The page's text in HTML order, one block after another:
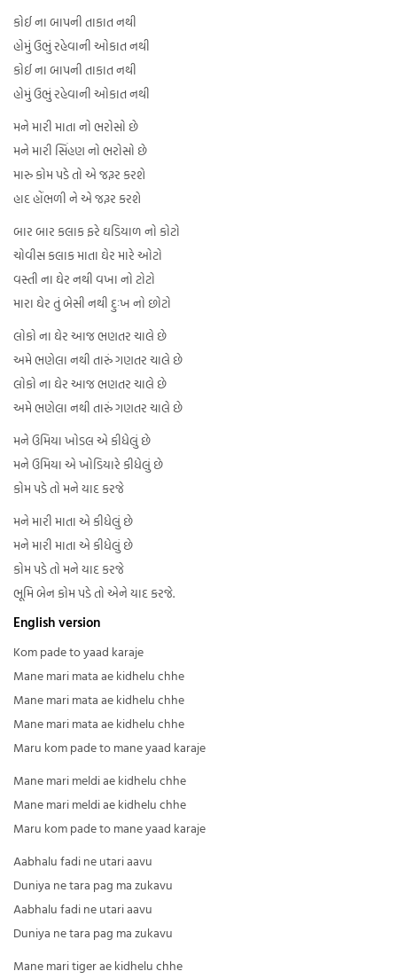
કોઈ ના બાપની તાકાત નથી
હોમું ઉભું રહેવાની ઓકાત નથી
કોઈ ના બાપની તાકાત નથી
હોમું ઉભું રહેવાની ઓકાત નથી
મને મારી માતા નો ભરોસો છે
મને મારી સિંહણ નો ભરોસો છે
મારુ કોમ પડે તો એ જરૂર કરશે
હાદ હોંભળી ને એ જરૂર કરશે
બાર બાર કલાક ફરે ઘડિયાળ નો કોટો
ચોવીસ કલાક માતા ઘેર મારે ઓટો
વસ્તી ના ઘેર નથી વખા નો ટોટો
મારા ઘેર તું બેસી નથી દુઃખ નો છોટો
લોકો ના ઘેર આજ ભણતર ચાલે છે
અમે ભણેલા નથી તારું ગણતર ચાલે છે
લોકો ના ઘેર આજ ભણતર ચાલે છે
અમે ભણેલા નથી તારું ગણતર ચાલે છે
મને ઉમિયા ખોડલ એ કીધેલું છે
મને ઉમિયા એ ખોડિયારે કીધેલું છે
કોમ પડે તો મને યાદ કરજે
મને મારી માતા એ કીધેલું છે
મને મારી માતા એ કીધેલું છે
કોમ પડે તો મને યાદ કરજે
ભૂમિ બેન કોમ પડે તો એને યાદ કરજે.
English version
Kom pade to yaad karaje
Mane mari mata ae kidhelu chhe
Mane mari mata ae kidhelu chhe
Mane mari mata ae kidhelu chhe
Maru kom pade to mane yaad karaje
Mane mari meldi ae kidhelu chhe
Mane mari meldi ae kidhelu chhe
Maru kom pade to mane yaad karaje
Aabhalu fadi ne utari aavu
Duniya ne tara pag ma zukavu
Aabhalu fadi ne utari aavu
Duniya ne tara pag ma zukavu
Mane mari tiger ae kidhelu chhe